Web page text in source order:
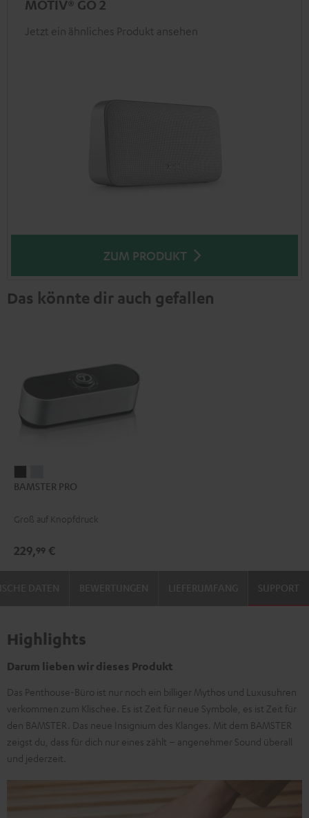
MOTIV® GO 2
Jetzt ein ähnliches Produkt ansehen
ZUM PRODUKT
Das könnte dir auch gefallen
PROPRO
BAMSTER PRO
Groß auf Knopfdruck
229,99 €
SUPPORT
Highlights
Darum lieben wir dieses Produkt
Das Penthouse-Büro ist nur noch ein billiger Mythos und Luxusuhren
verkommen zum Klischee. Es ist Zeit für neue Symbole, es ist Zeit für
den BAMSTER. Das neue Insignium des Klanges. Mit dem BAMSTER
zeigst du, dass für dich nur eines zählt – angenehmer Sound überall
und jederzeit.